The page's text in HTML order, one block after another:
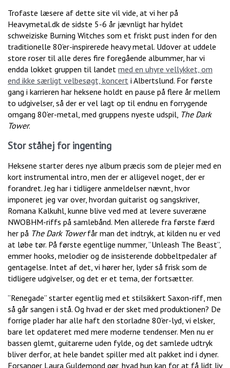
Trofaste læsere af dette site vil vide, at vi her på
Heavymetal.dk de sidste 5-6 år jævnligt har hyldet
schweiziske Burning Witches som et friskt pust inden for den
traditionelle 80’er-inspirerede heavy metal. Udover at uddele
store roser til alle deres fire foregående albummer, har vi
endda lokket gruppen til landet med en uhyre vellykket, om
end ikke særligt velbesøgt, koncert i Albertslund. For første
gang i karrieren har heksene holdt en pause på flere år mellem
to udgivelser, så der er vel lagt op til endnu en forrygende
omgang 80’er-metal, med gruppens nyeste udspil, The Dark
Tower.
Stor ståhej for ingenting
Heksene starter deres nye album præcis som de plejer med en
kort instrumental intro, men der er alligevel noget, der er
forandret. Jeg har i tidligere anmeldelser nævnt, hvor
imponeret jeg var over, hvordan guitarist og sangskriver,
Romana Kalkuhl, kunne blive ved med at levere suveræne
NWOBHM-riffs på samlebånd. Men allerede fra første færd
her på The Dark Towerfår man det indtryk, at kilden nu er ved
at løbe tør. På første egentlige nummer, ”Unleash The Beast”,
emmer hooks, melodier og de insisterende dobbeltpedaler af
gentagelse. Intet af det, vi hører her, lyder så frisk som de
tidligere udgivelser, og det er et tema, der fortsætter.
”Renegade” starter egentlig med et stilsikkert Saxon-riff, men
så går sangen i stå. Og hvad er der sket med produktionen? De
forrige plader har alle haft den storladne 80’er-lyd, vi elsker,
bare let opdateret med mere moderne tendenser. Men nu er
bassen glemt, guitarerne uden fylde, og det samlede udtryk
bliver derfor, at hele bandet spiller med alt pakket ind i dyner.
Forsanger Laura Guldemond gør, hvad hun kan for at få lidt liv